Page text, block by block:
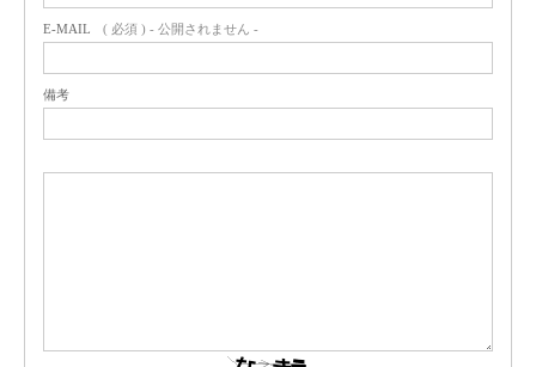
E-MAIL ( 必須 ) - 公開されません -
備考